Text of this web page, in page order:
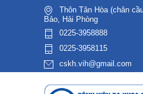
Thôn Tân Hòa (chân
Bảo, Hải Phòng
0225-3958888
0225-3958115
cskh.vih@gmail.com